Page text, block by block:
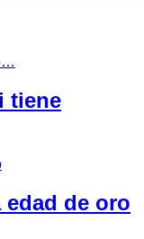
tiene
edad de oro